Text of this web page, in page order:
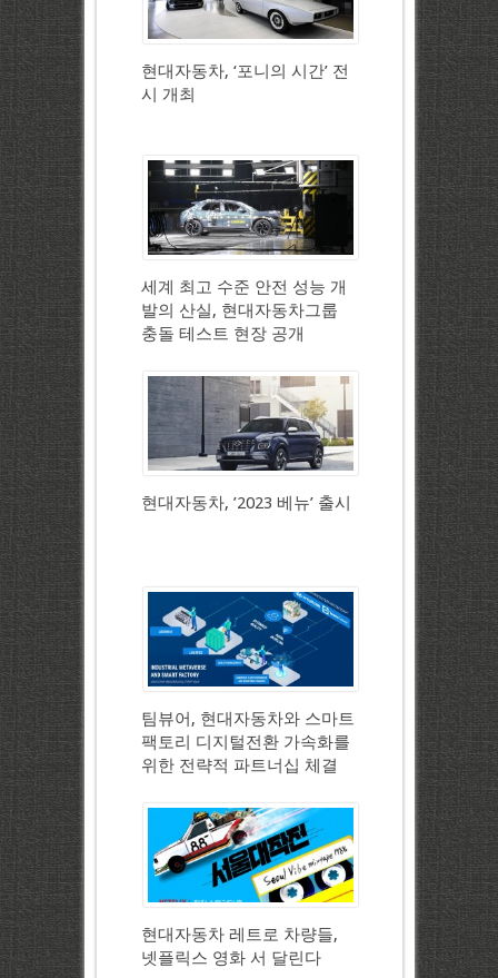
현대자동차, ‘포니의 시간’ 전
시 개최
세계 최고 수준 안전 성능 개
발의 산실, 현대자동차그룹
충돌 테스트 현장 공개
현대자동차, ’2023 베뉴’ 출시
팀뷰어, 현대자동차와 스마트
팩토리 디지털전환 가속화를
위한 전략적 파트너십 체결
현대자동차 레트로 차량들,
넷플릭스 영화 서 달린다